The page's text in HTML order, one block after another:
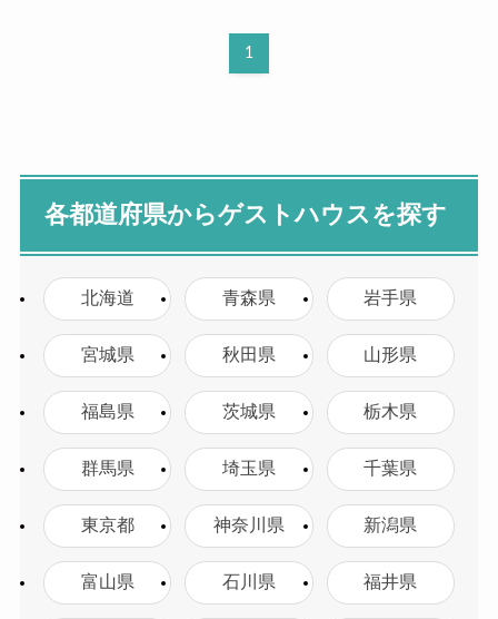
1
各都道府県からゲストハウスを探す
北海道 青森県 岩手県
宮城県 秋田県 山形県
福島県 茨城県 栃木県
群馬県 埼玉県 千葉県
東京都 神奈川県 新潟県
富山県 石川県 福井県